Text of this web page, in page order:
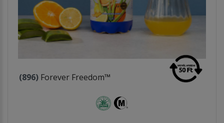
(896) Forever Freedom™